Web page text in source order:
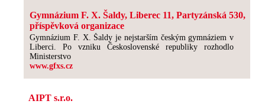
Gymnázium F. X. Šaldy, Liberec 11, Partyzánská 530,
příspěvková organizace
Gymnázium F. X. Šaldy je nejstarším českým gymnáziem v
Liberci. Po vzniku Československé republiky rozhodlo
Ministerstvo
www.gfxs.cz
AIPT s.r.o.